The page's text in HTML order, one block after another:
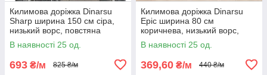
Килимова доріжка Dinarsu
Sharp ширина 150 см сіра,
низький ворс, повстяна
основа, на відріз (ціна за пог.
м)
В наявності 25 од.
693 ₴/м 825 ₴/м
Килимова доріжка Dinarsu
Epic ширина 80 см
коричнева, низький ворс,
повстяна основа, на відріз
(ціна за пог. м)
В наявності 25 од.
369,60 ₴/м 440 ₴/м